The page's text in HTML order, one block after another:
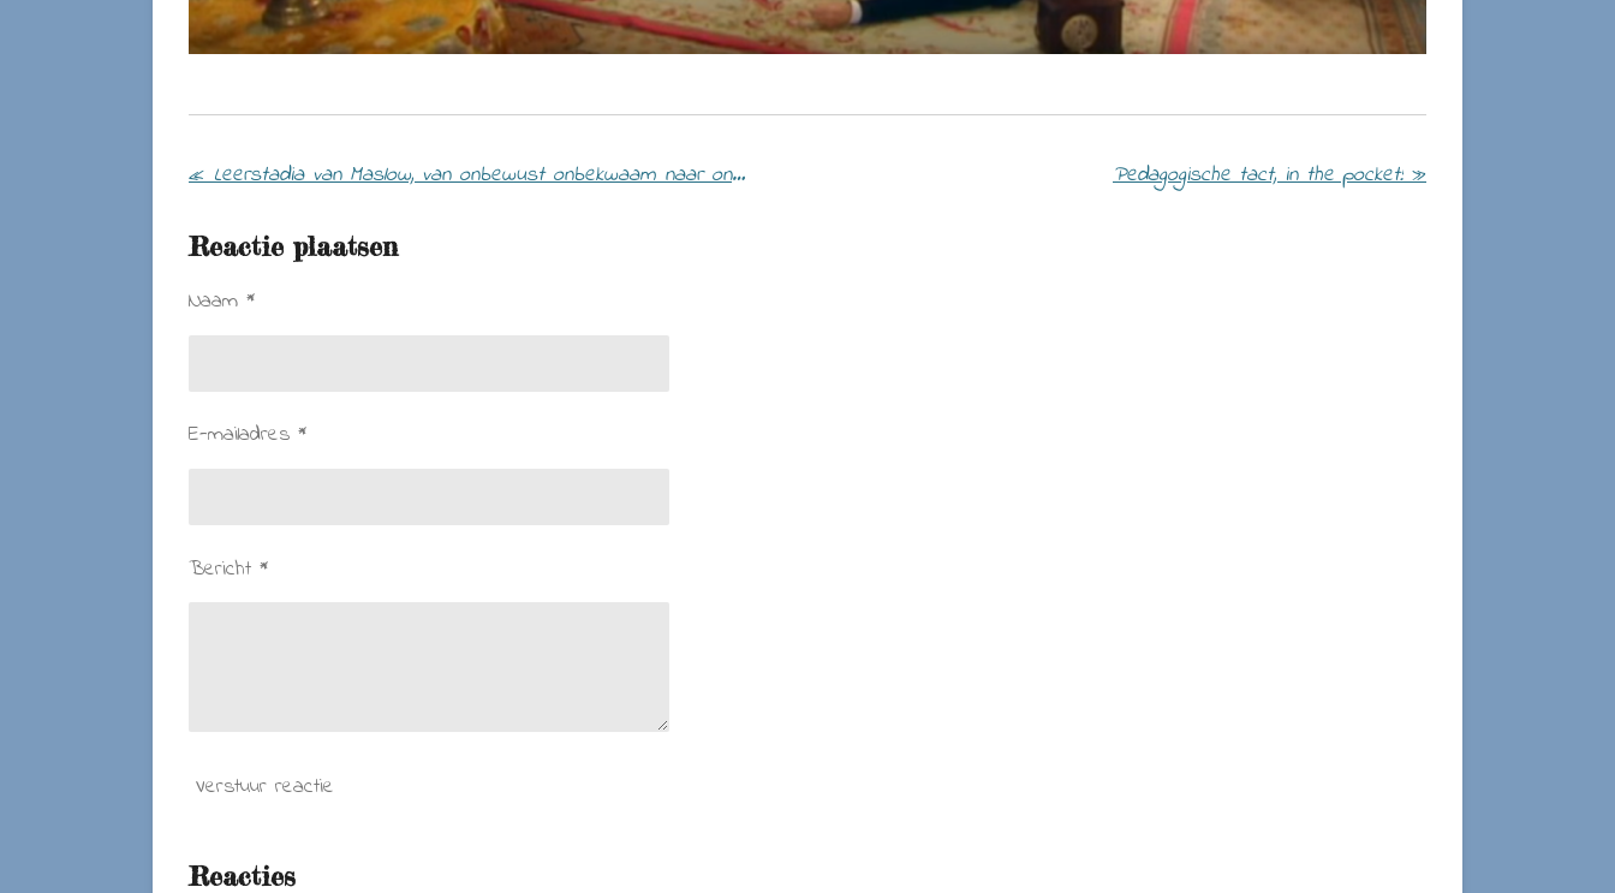
« Leerstadia van Maslow, van onbewust onbekwaam naar onbewust bekwaam. Pedagogische tact, in the pocket!»
Reactie plaatsen
Naam *
E-mailadres *
Bericht *
Verstuur reactie
Reacties